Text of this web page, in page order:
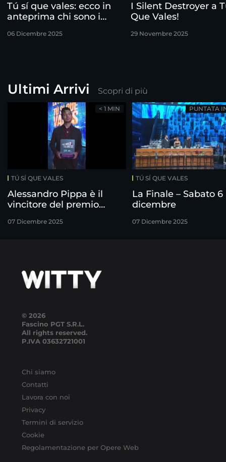
Tú sí que vales: ecco in
anteprima chi sono i
06 Dicembre 2025
I Silent Destroyer a
Que Vales!
29 Novembre 2025
Ultimi Arrivi Scopri di più
TÚ SÍ QUE VALES
Alessandro Pippa è il
vincitore del premio
07 Dicembre 2025
< 1 MIN
TÚ SÍ QUE VALES
La Finale – Sabato 6
dicembre
07 Dicembre 2025
PUNTATA
© 2026
Fascino PGT S.R.L.
All rights reserved.
P.IVA 03632721001
Chi siamo
Contatti
Lavora con noi
Privacy
Termini di servizio
Cookie
Regolamentazione per Opere Web